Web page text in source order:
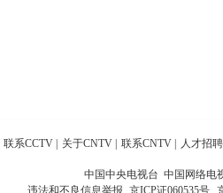
联系CCTV 关于CNTV 联系CNTV 人才招聘
中国中央电视台 中国网络电
违法和不良信息举报 京ICP证060535号